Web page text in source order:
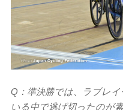
Q：準決勝では、ラブレ
いる中で逃げ切ったのが